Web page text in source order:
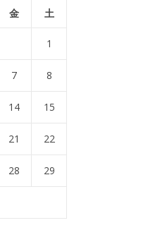
金 土
1
7 8
14 15
21 22
28 29